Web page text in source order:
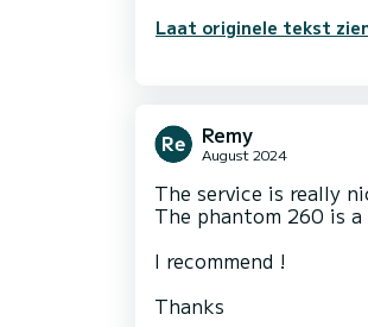
Laat originele tekst
Remy
August 2024
The service is really
The phantom 260 is
I recommend !
Thanks